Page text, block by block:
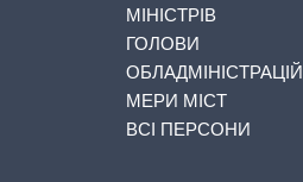
МІНІСТРІВ
ГОЛОВИ
ОБЛАДМІНІСТРАЦІЙ
МЕРИ МІСТ
ВСІ ПЕРСОНИ